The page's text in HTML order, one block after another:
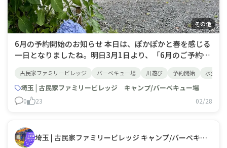
その他
6月の予約開始のお知らせ 本日は、ぽかぽかと春を感じる
一日となりましたね。明日3月1日より、「6月のご予約」
節となります。場内を流れる名栗川は、透明度が高く元気
な水生生物たちの姿を見れます6月下旬には、ホタル観察
のチャンスもございます。&
古民家ファミリービレッジ バーベキュー場 川遊び 予約開始 水生生物
埼玉 | 古民家ファミリービレッジ キャンプ/バーベキュー場
0 23 02/28
埼玉 | 古民家ファミリービレッジ キャンプ/バーベキュー場